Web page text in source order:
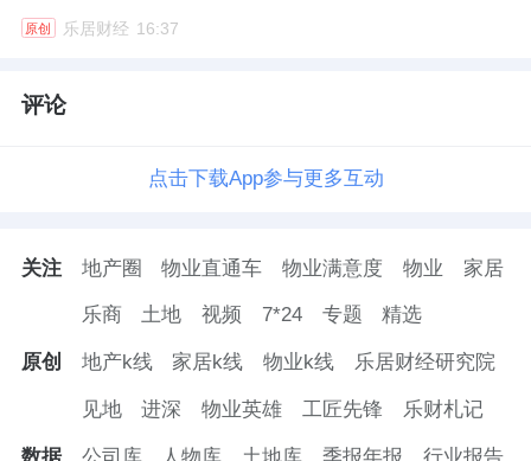
原创 乐居财经 16:37
评论
点击下载App参与更多互动
关注 地产圈 物业直通车 物业满意度 物业 家居
乐商 土地 视频 7*24 专题 精选
原创 地产k线 家居k线 物业k线 乐居财经研究院
见地 进深 物业英雄 工匠先锋 乐财札记
数据 公司库 人物库 土地库 季报年报 行业报告